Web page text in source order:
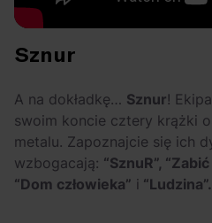
Sznur
A na dokładkę… Sznur!
swoim koncie cztery krążki
metalu. Zapoznajcie się ich
wzbogacają: “SznuR”,
“Dom człowieka” i “Ludzina”.